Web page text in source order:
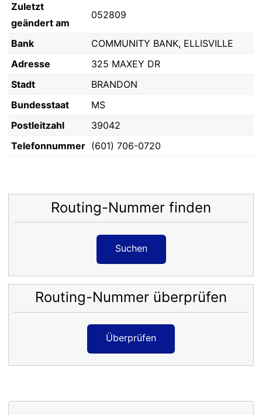
Zuletzt
geändert am
052809
Bank
COMMUNITY BANK, ELLISVILLE
Adresse
325 MAXEY DR
Stadt
BRANDON
Bundesstaat
MS
Postleitzahl
39042
Telefonnummer (601) 706-0720
Routing-Nummer finden
Suchen
Routing-Nummer überprüfen
Überprüfen